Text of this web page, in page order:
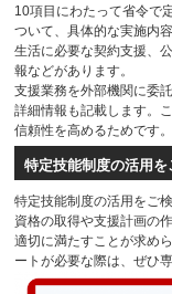
10項目にわたって省令で
ついて、具体的な実施内
生活に必要な契約支援、
報などがあります。
支援業務を外部機関に委
詳細情報も記載します。
信頼性を高めるためです。
特定技能制度の活用
特定技能制度の活用をご
資格の取得や支援計画の
適切に満たすことが求め
ートが必要な際は、ぜひ